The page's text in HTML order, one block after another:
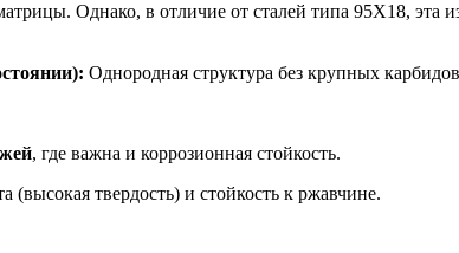
Однако, в отличие от сталей типа 95Х18, эта
Однородная структура без крупных
, где важна и коррозионная стойкость.
твердость) и стойкость к ржавчине.